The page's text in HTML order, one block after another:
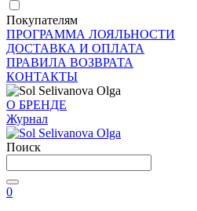
Покупателям
ПРОГРАММА ЛОЯЛЬНОСТИ
ДОСТАВКА И ОПЛАТА
ПРАВИЛА ВОЗВРАТА
КОНТАКТЫ
О БРЕНДЕ
Журнал
Поиск
0